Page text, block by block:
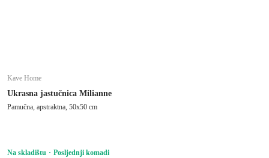
Kave Home
Ukrasna jastučnica Milianne
Pamučna, apstraktna, 50x50 cm
Na skladištu Posljednji komadi